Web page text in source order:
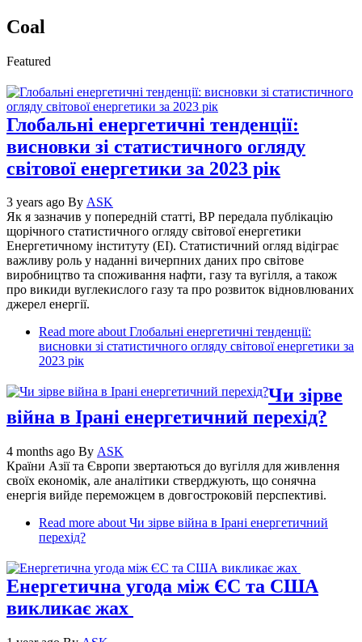
Coal
Featured
Глобальні енергетичні тенденції:
висновки зі статистичного огляду
світової енергетики за 2023 рік
3 years ago By ASK
Як я зазначив у попередній статті, ВР передала публікацію
щорічного статистичного огляду світової енергетики
Енергетичному інституту (EI). Статистичний огляд відіграє
важливу роль у наданні вичерпних даних про світове
виробництво та споживання нафти, газу та вугілля, а також
про викиди вуглекислого газу та про розвиток відновлюваних
джерел енергії.
Read more about Глобальні енергетичні тенденції:
висновки зі статистичного огляду світової енергетики за
2023 рік
Чи зірве
війна в Ірані енергетичний перехід?
4 months ago By ASK
Країни Азії та Європи звертаються до вугілля для живлення
своїх економік, але аналітики стверджують, що сонячна
енергія вийде переможцем в довгостроковій перспективі.
Read more about Чи зірве війна в Ірані енергетичний
перехід?
Енергетична угода між ЄС та США
викликає жах